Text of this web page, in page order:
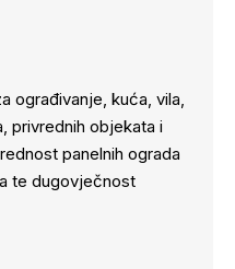
ograđivanje, kuća, vila,
privrednih objekata i
panelnih ograda
te dugovječnost